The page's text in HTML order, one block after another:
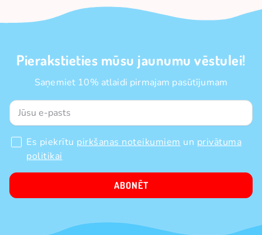
Pierakstieties mūsu jaunumu vēstulei!
Saņemiet 10% atlaidi pirmajam pasūtījumam
Es piekrītu pirkšanas noteikumiem un privātuma
politikai
ABONĒT